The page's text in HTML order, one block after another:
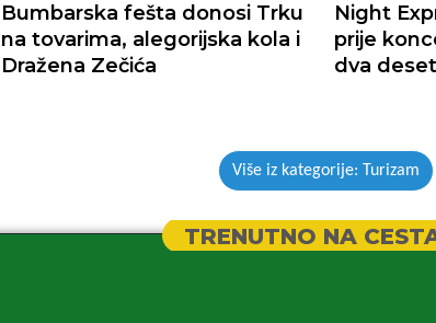
Bumbarska fešta donosi Trku
na tovarima, alegorijska kola i
Dražena Zečića
Night
prije
dva
Više iz kategorije: Turizam
TRENUTNO NA